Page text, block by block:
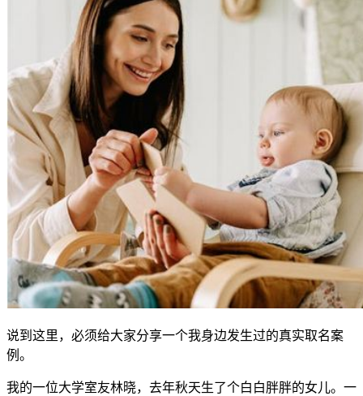
说到这里，必须给大家分享一个我身边发生过的真实取名案
例。
我的一位大学室友林晓，去年秋天生了个白白胖胖的女儿。一